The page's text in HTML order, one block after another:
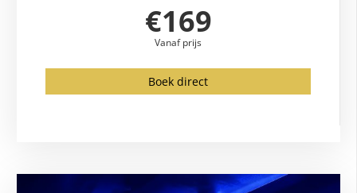
€169
Vanaf prijs
Boek direct